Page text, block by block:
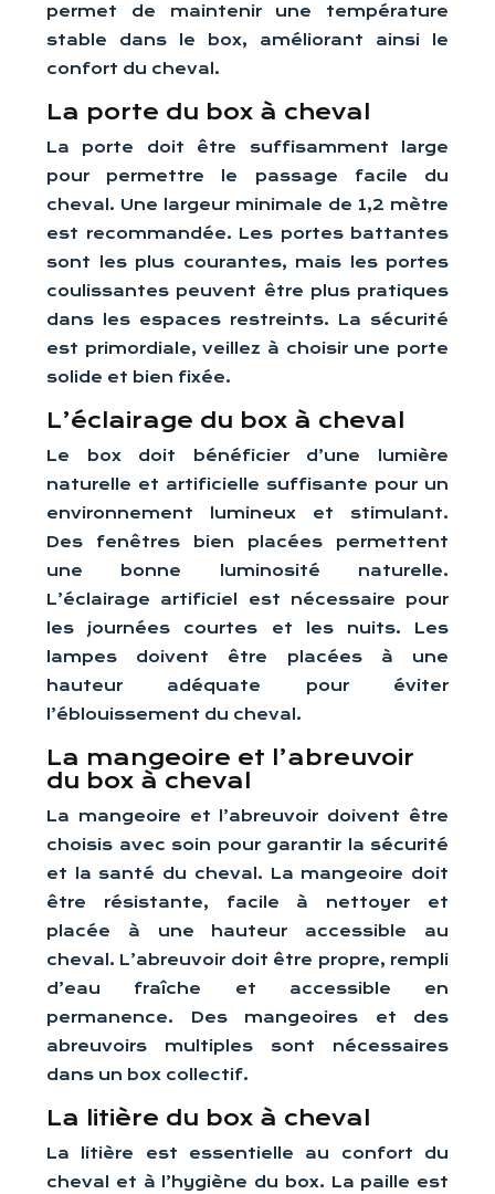
permet de maintenir une température
stable dans le box, améliorant ainsi le
confort du cheval.
La porte du box à cheval
La porte doit être suffisamment large
pour permettre le passage facile du
cheval. Une largeur minimale de 1,2 mètre
est recommandée. Les portes battantes
sont les plus courantes, mais les portes
coulissantes peuvent être plus pratiques
dans les espaces restreints. La sécurité
est primordiale, veillez à choisir une porte
solide et bien fixée.
L’éclairage du box à cheval
Le box doit bénéficier d’une lumière
naturelle et artificielle suffisante pour un
environnement lumineux et stimulant.
Des fenêtres bien placées permettent
une bonne luminosité naturelle.
L’éclairage artificiel est nécessaire pour
les journées courtes et les nuits. Les
lampes doivent être placées à une
hauteur adéquate pour éviter
l’éblouissement du cheval.
La mangeoire et l’abreuvoir
du box à cheval
La mangeoire et l’abreuvoir doivent être
choisis avec soin pour garantir la sécurité
et la santé du cheval. La mangeoire doit
être résistante, facile à nettoyer et
placée à une hauteur accessible au
cheval. L’abreuvoir doit être propre, rempli
d’eau fraîche et accessible en
permanence. Des mangeoires et des
abreuvoirs multiples sont nécessaires
dans un box collectif.
La litière du box à cheval
La litière est essentielle au confort du
cheval et à l’hygiène du box. La paille est